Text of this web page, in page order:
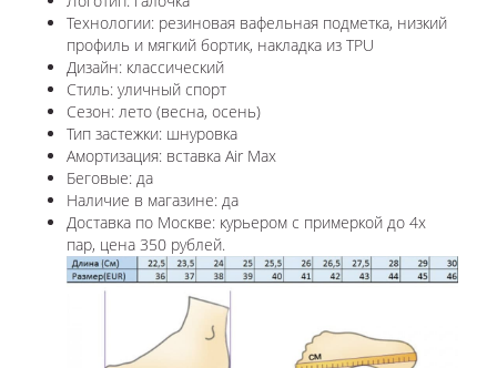
Технологии: резиновая вафельная подметка, низкий
профиль и мягкий бортик, накладка из TPU
Дизайн: классический
Стиль: уличный спорт
Сезон: лето (весна, осень)
Тип застежки: шнуровка
Амортизация: вставка Air Max
Беговые: да
Наличие в магазине: да
Доставка по Москве: курьером с примеркой до 4х
пар, цена 350 рублей.